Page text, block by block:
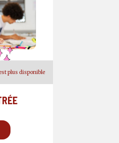
plus disponible